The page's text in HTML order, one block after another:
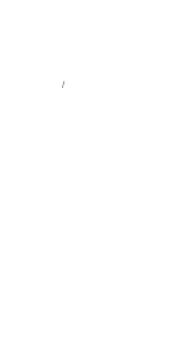
/